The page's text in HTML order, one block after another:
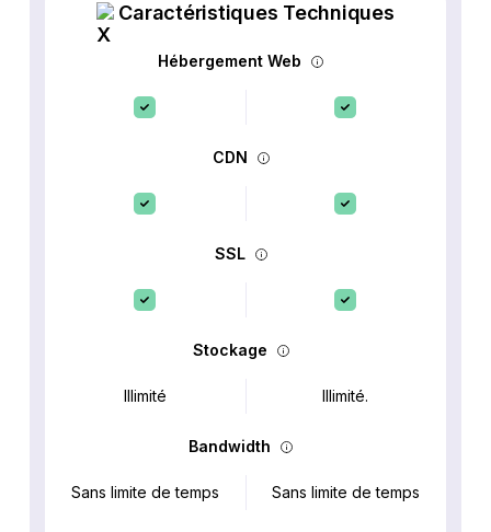
Caractéristiques Techniques
Hébergement Web
CDN
SSL
Stockage
Illimité Illimité.
Bandwidth
Sans limite de temps Sans limite de temps